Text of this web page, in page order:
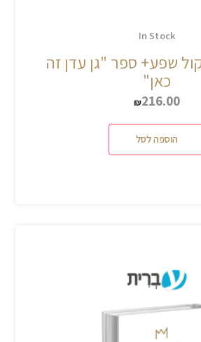
In Stock
שפע+ ספר "גן עדן זה
כאן"
₪216.00
הוספה לסל